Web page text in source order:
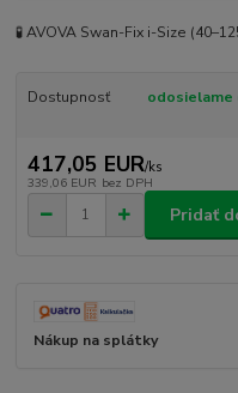
🧪 AVOVA Swan-Fix i-Size
Dostupnosť odosielame
417,05 EUR/ks
339,06 EUR bez DPH
Pridať
Nákup na splátky